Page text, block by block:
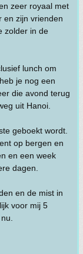
zeer royaal met
en zijn vrienden
zolder in de
lunch om
je nog een
die avond terug
uit Hanoi.
geboekt wordt.
op bergen en
en een week
dagen.
en de mist in
voor mij 5